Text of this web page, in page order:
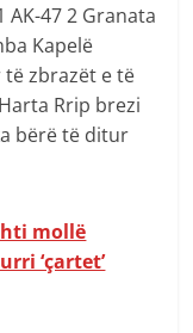
AK-47 2 Granata
Kapelë
zbrazët e të
Rrip brezi
bërë të ditur
mollë
‘çartet’